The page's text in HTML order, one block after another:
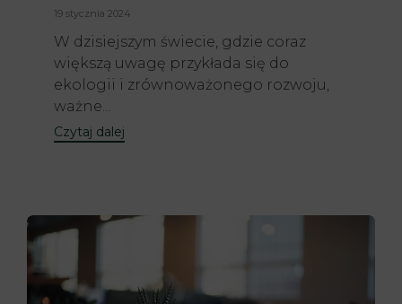
19 stycznia 2024
W dzisiejszym świecie, gdzie coraz
większą uwagę przykłada się do
ekologii i zrównoważonego rozwoju,
ważne...
Czytaj dalej